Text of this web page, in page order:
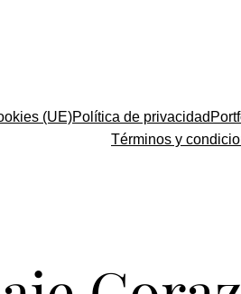
(UE)Política de privacidad
Términos y